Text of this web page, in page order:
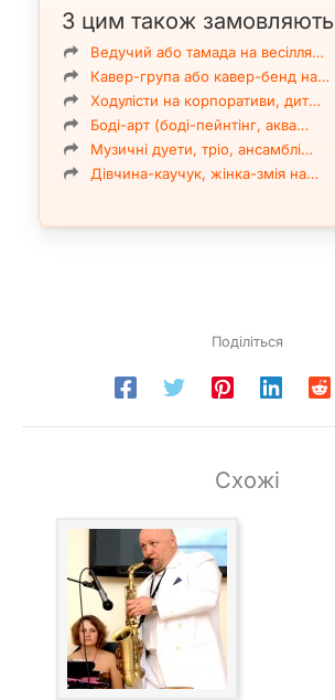
З цим також замовляють
Ведучий або тамада на весілля…
Кавер-група або кавер-бенд на…
Ходулісти на корпоративи, дит…
Боді-арт (боді-пейнтінг, аква…
Музичні дуети, тріо, ансамблі…
Дівчина-каучук, жінка-змія на…
Поділіться
Схожі